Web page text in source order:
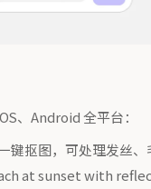
、Android 全平台：
键抠图，可处理发丝
at sunset with